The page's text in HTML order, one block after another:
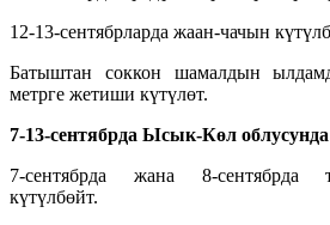
12-13-сентябрларда жаан-чачын
Батыштан соккон шамалдын
метрге жетиши күтүлөт.
7-13-сентябрда Ысык-Көл облусунда
7-сентябрда жана 8-сентябрда
күтүлбөйт.